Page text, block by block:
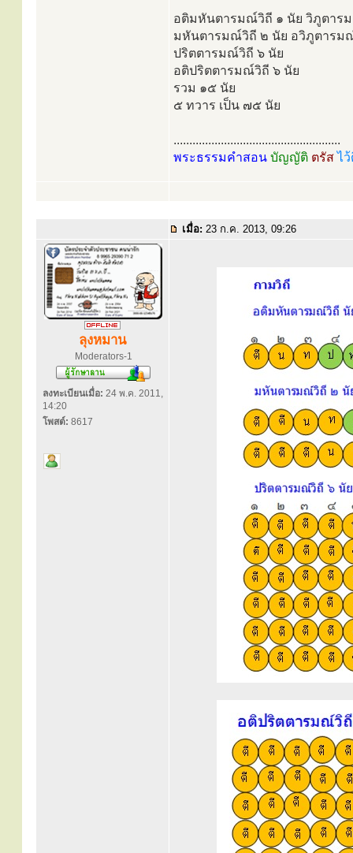
อติมหันตารมณ์วิถี ๑ นัย วิภูตาร
มหันตารมณ์วิถี ๒ นัย อวิภูตารม
ปริตตารมณ์วิถี ๖ นัย
อติปริตตารมณ์วิถี ๖ นัย
รวม ๑๕ นัย
๕ ทวาร เป็น ๗๕ นัย
.....................................................
พระธรรมคำสอน บัญญัติ ตรัสไ
เมื่อ: 23 ก.ค. 2013, 09:26
ลุงหมาน
Moderators-1
ลงทะเบียนเมื่อ: 24 พ.ค. 2011,
14:20
โพสต์: 8617